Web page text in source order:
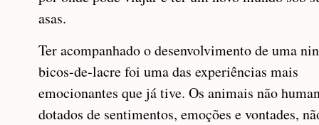
asas.
Ter acompanhado o desenvolvimento de uma
bicos-de-lacre foi uma das experiências mais
emocionantes que já tive. Os animais não
dotados de sentimentos, emoções e vontades,